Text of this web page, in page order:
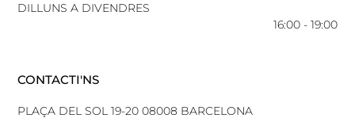
DILLUNS A DIVENDRES
16:00 - 19:00
CONTACTI'NS
PLAÇA DEL SOL 19-20 08008 BARCELONA